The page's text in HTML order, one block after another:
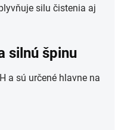
silu čistenia aj
silnú špinu
a sú určené hlavne na